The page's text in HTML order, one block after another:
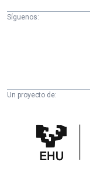
Síguenos:
Un proyecto de:
Cultura
Científica